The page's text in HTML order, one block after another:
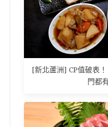
[新北蘆洲] CP值破表
門都